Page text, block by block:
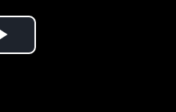
Play Video